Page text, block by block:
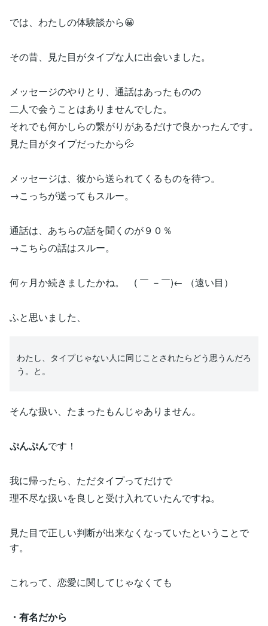
では、わたしの体験談から😀
その昔、見た目がタイプな人に出会いました。
メッセージのやりとり、通話はあったものの
二人で会うことはありませんでした。
それでも何かしらの繋がりがあるだけで良かったんです。
見た目がタイプだったから💦
メッセージは、彼から送られてくるものを待つ。
→こっちが送ってもスルー。
通話は、あちらの話を聞くのが９０％
→こちらの話はスルー。
何ヶ月か続きましたかね。 ( ￣ －￣)← （遠い目）
ふと思いました、
わたし、タイプじゃない人に同じことされたらどう思うんだろ
う。と。
そんな扱い、たまったもんじゃありません。
ぷんぷんです！
我に帰ったら、ただタイプってだけで
理不尽な扱いを良しと受け入れていたんですね。
見た目で正しい判断が出来なくなっていたということで
す。
これって、恋愛に関してじゃなくても
・有名だから